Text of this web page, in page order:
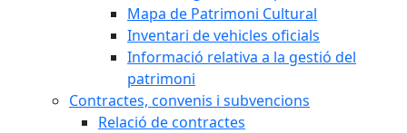
Mapa de Patrimoni Cultural
Inventari de vehicles oficials
Informació relativa a la gestió del
patrimoni
Contractes, convenis i subvencions
Relació de contractes